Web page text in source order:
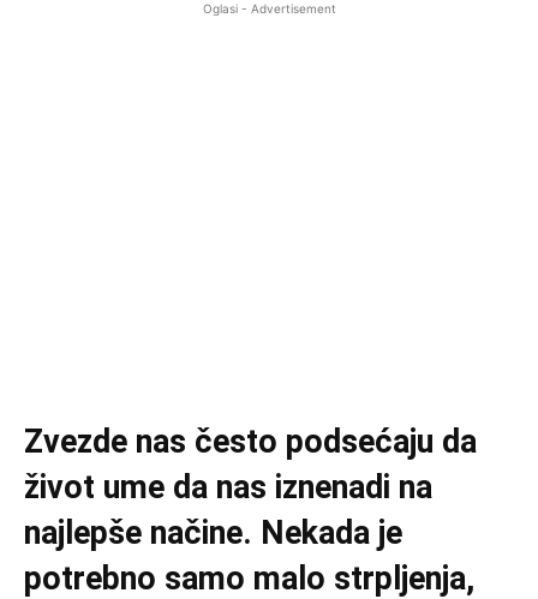
Oglasi - Advertisement
Zvezde nas često podsećaju da
život ume da nas iznenadi na
najlepše načine. Nekada je
potrebno samo malo strpljenja,